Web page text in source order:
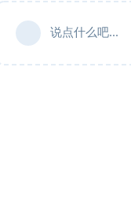
说点什么吧...